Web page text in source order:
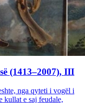
(1413–2007), III
nga qyteti i vogël i
kullat e saj feudale,